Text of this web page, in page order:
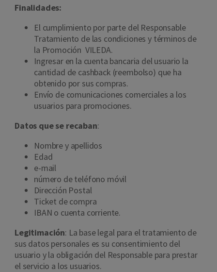
Finalidades:
El cumplimiento por parte del Responsable
Tratamiento de las condiciones y términos de
la Promoción VILEDA.
Ingresar en la cuenta bancaria del usuario la
cantidad de cashback (reembolso) que ha
obtenido por sus compras.
Envío de comunicaciones comerciales a los
usuarios para promociones.
Datos que se recaban:
Nombre y apellidos
Edad
e-mail
número de teléfono móvil
Dirección Postal
Ticket de compra
IBAN o cuenta corriente.
Legitimación: La base legal para el tratamiento de
sus datos personales es su consentimiento del
usuario y la obligación del Responsable para prestar
el servicio a los usuarios.